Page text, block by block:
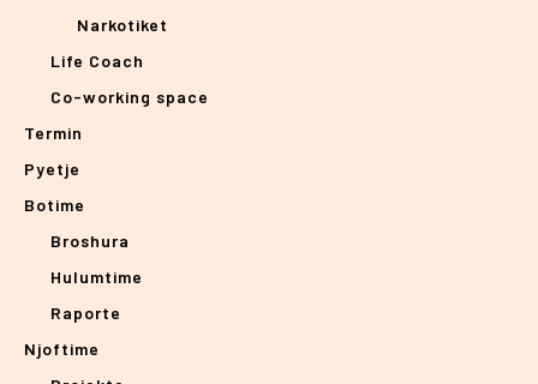
Narkotiket
Life Coach
Co-working space
Termin
Pyetje
Botime
Broshura
Hulumtime
Raporte
Njoftime